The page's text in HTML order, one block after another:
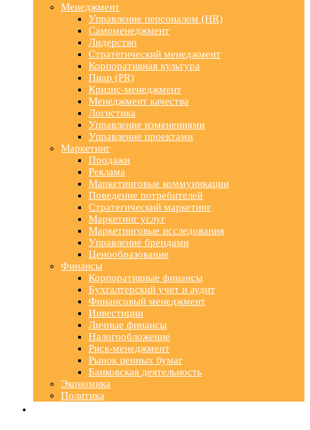
Менеджмент
Управление персоналом (HR)
Самоменеджмент
Лидерство
Стратегический менеджмент
Корпоративная культура
Пиар (PR)
Кризис-менеджмент
Менеджмент качества
Логистика
Управление изменениями
Управление проектами
Маркетинг
Продажи
Реклама
Маркетинговые коммуникации
Поведение потребителей
Стратегический маркетинг
Маркетинг услуг
Маркетинговые исследования
Управление брендами
Ценообразование
Финансы
Корпоративные финансы
Бухгалтерский учет и аудит
Финансовый менеджмент
Инвестиции
Личные финансы
Налогообложение
Риск-менеджмент
Рынок ценных бумаг
Банковская деятельность
Экономика
Политика